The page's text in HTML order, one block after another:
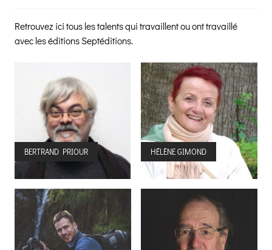
Retrouvez ici tous les talents qui travaillent ou ont travaillé
avec les éditions Septéditions.
BERTRAND PRIOUR HÉLÈNE GIMOND